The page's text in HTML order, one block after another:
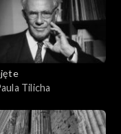
Tilicha